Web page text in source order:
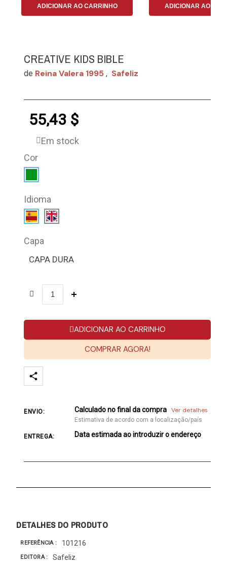
ADICIONAR AO CARRINHO ADICIONAR AO
CREATIVE KIDS BIBLE
de Reina Valera 1995 , Safeliz
55,43 $
Em stock
Cor
Idioma
Capa
CAPA DURA
ADICIONAR AO CARRINHO
COMPRAR AGORA!
ENVIO: Calculado no final da compra Ver detalhes
Estimativa de acordo com a localização/país
ENTREGA: Data estimada ao introduzir o endereço
DETALHES DO PRODUTO
REFERÊNCIA 101216
EDITORA Safeliz